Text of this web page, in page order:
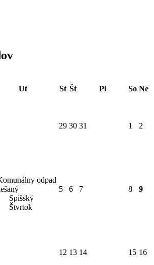
Ut St Št Pi So Ne
29 30 31 1 2
odpad
Spišský
Štvrtok
5 6 7 8 9
12 13 14 15 16